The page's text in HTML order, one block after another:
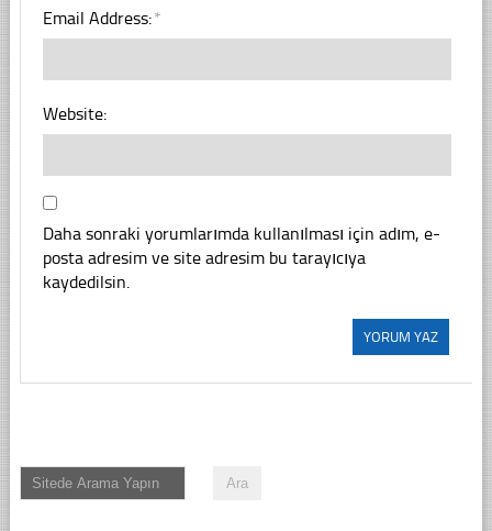
Email Address:*
Website:
Daha sonraki yorumlarımda kullanılması için adım, e-
posta adresim ve site adresim bu tarayıcıya
kaydedilsin.